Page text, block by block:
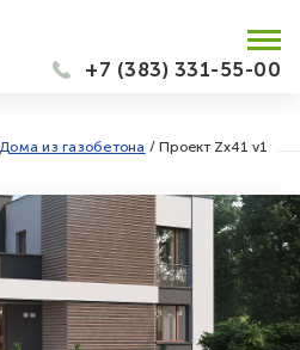
+7 (383) 331-55-00
Дома из газобетона / Проект Zx41 v1